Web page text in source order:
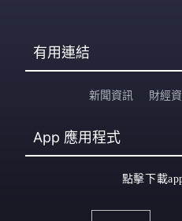
有用連結
新聞資訊 財經
App 應用程式
點擊下載